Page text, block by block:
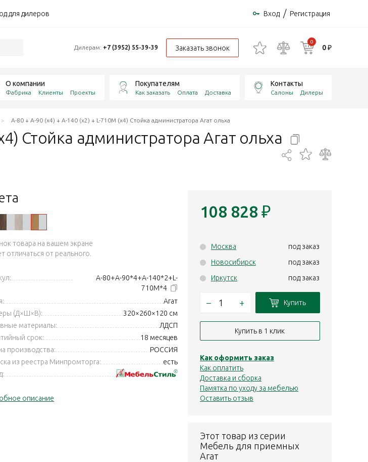
для дилеров Вход / Регистрация
Дилерам: +7 (3952) 55-39-39 Заказать звонок
0
0 ₽
О компании
Фабрика Клиенты Проекты
Покупателям
Как заказать Оплата Доставка
Контакты
Салоны Дилеры
А-80 + А-90 (x4) + А-140 (x2) + L-710М (х4) Стойка администратора Агат ольха
Стойка администратора Агат ольха
товара на вашем экране
отличаться от реального.
А-80+А-90*4+А-140*2+L-
710М*4
Агат
(Д×Ш×В):
320×260×120 см
материалы:
ЛДСП
срок:
18 месяцев
производства:
РОССИЯ
из реестра Минпромторга:
есть
описание
108 828 ₽
Москва
под заказ
Новосибирск
под заказ
Иркутск
под заказ
– + Купить
Купить в 1 клик
Как оформить заказ
Как оплатить
Доставка и сборка
Памятка по уходу за мебелью
Оставить отзыв
Этот товар из серии
Мебель для приемных
Агат